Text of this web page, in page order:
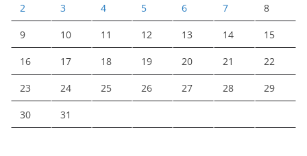
2 3 4 5 6 7 8
9 10 11 12 13 14 15
16 17 18 19 20 21 22
23 24 25 26 27 28 29
30 31